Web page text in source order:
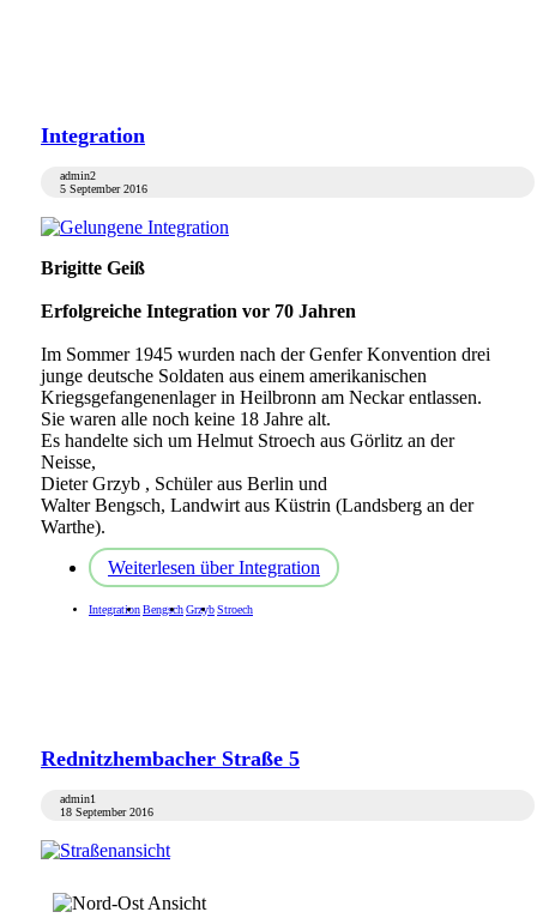
Integration
admin2
5 September 2016
Brigitte Geiß
Erfolgreiche Integration vor 70 Jahren
Im Sommer 1945 wurden nach der Genfer Konvention drei
junge deutsche Soldaten aus einem amerikanischen
Kriegsgefangenenlager in Heilbronn am Neckar entlassen.
Sie waren alle noch keine 18 Jahre alt.
Es handelte sich um Helmut Stroech aus Görlitz an der
Neisse,
Dieter Grzyb , Schüler aus Berlin und
Walter Bengsch, Landwirt aus Küstrin (Landsberg an der
Warthe).
Weiterlesen über Integration
IntegrationBengschGrzybStroech
Rednitzhembacher Straße 5
admin1
18 September 2016